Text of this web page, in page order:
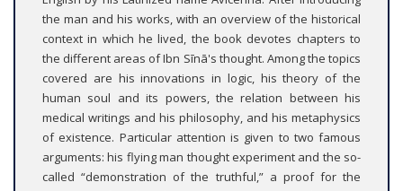
the man and his works, with an overview of the historical
context in which he lived, the book devotes chapters to
the different areas of Ibn Sīnā's thought. Among the topics
covered are his innovations in logic, his theory of the
human soul and its powers, the relation between his
medical writings and his philosophy, and his metaphysics
of existence. Particular attention is given to two famous
arguments: his flying man thought experiment and the so-
called “demonstration of the truthful,” a proof for the